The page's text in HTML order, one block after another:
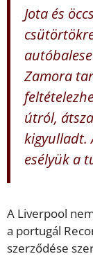
Jota és
Zamora
útról,
kigyulladt.
esélyük a
A Liverpool
a portugál
szerződése